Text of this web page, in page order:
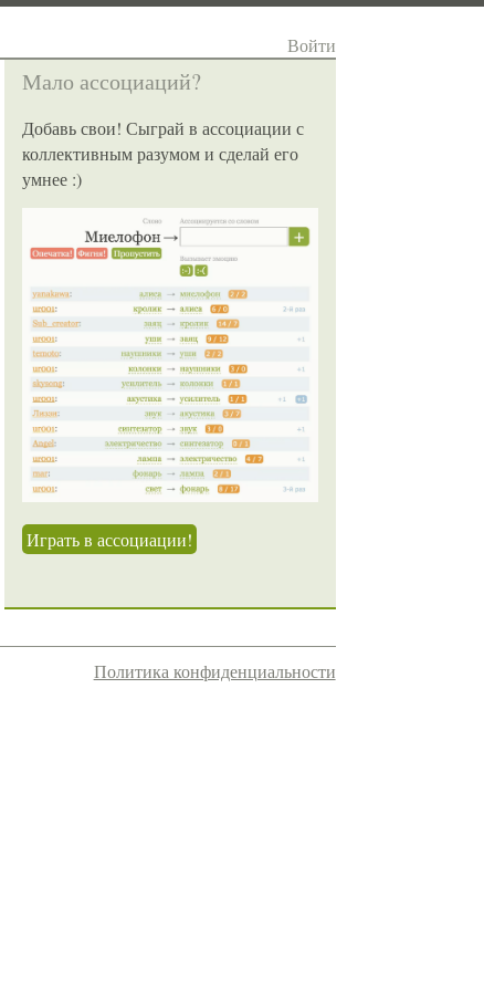
Войти
Мало ассоциаций?
Добавь свои! Сыграй в ассоциации с
коллективным разумом и сделай его
умнее :)
Играть в ассоциации!
Политика конфиденциальности